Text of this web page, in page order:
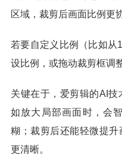
区域，裁剪后画面比例更
若要自定义比例（比如从
设比例，或拖动裁剪框调
关键在于，爱剪辑的AI
如放大局部画面时，会
糊；裁剪后还能轻微提
更清晰。